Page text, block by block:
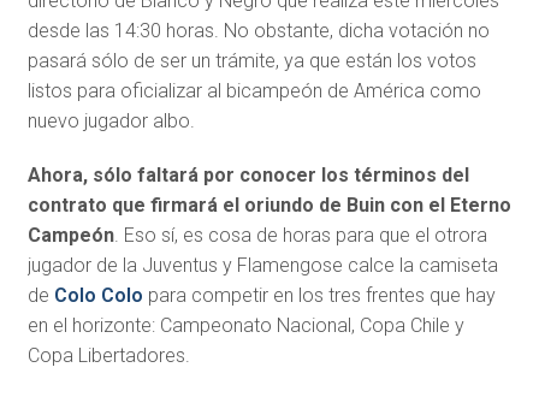
desde las 14:30 horas. No obstante, dicha votación no
pasará sólo de ser un trámite, ya que están los votos
listos para oficializar al bicampeón de América como
nuevo jugador albo.
Ahora, sólo faltará por conocer los términos del
contrato que firmará el oriundo de Buin con el Eterno
Campeón. Eso sí, es cosa de horas para que el otrora
jugador de la Juventus y Flamengose calce la camiseta
de Colo Colo para competir en los tres frentes que hay
en el horizonte: Campeonato Nacional, Copa Chile y
Copa Libertadores.